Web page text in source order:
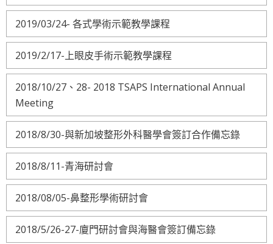
2019/03/24- 各式學術示範教學課程
2019/2/17-上眼皮手術示範教學課程
2018/10/27、28- 2018 TSAPS International Annual
Meeting
2018/8/30-與新加坡整形外科醫學會簽訂合作備忘錄
2018/8/11-青海研討會
2018/08/05-鼻整形學術研討會
2018/5/26-27-廈門研討會與海醫會簽訂備忘錄